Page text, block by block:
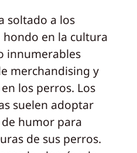
soltado a los
hondo en la cultura
innumerables
merchandising y
los perros. Los
suelen adoptar
humor para
de sus perros.